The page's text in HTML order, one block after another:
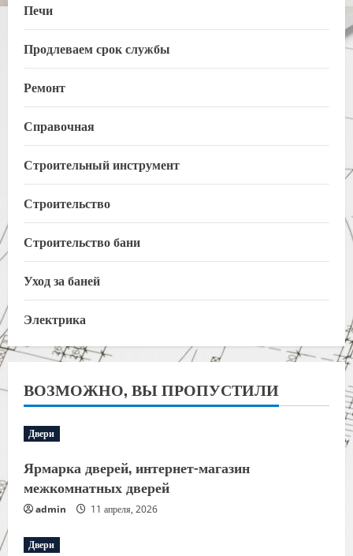
Печи
Продлеваем срок службы
Ремонт
Справочная
Строительный инструмент
Строительство
Строительство бани
Уход за баней
Электрика
ВОЗМОЖНО, ВЫ ПРОПУСТИЛИ
Двери
Ярмарка дверей, интернет-магазин
межкомнатных дверей
admin 11 апреля, 2026
Двери